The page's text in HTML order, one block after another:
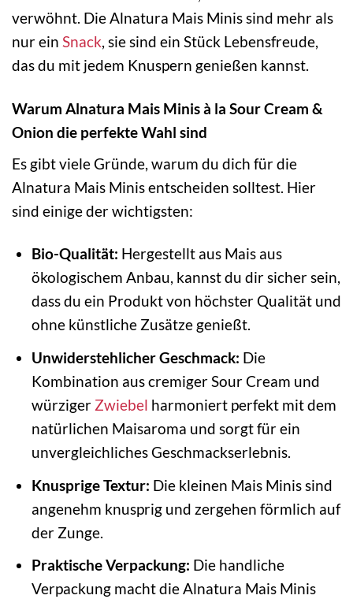
verwöhnt. Die Alnatura Mais Minis sind mehr als
nur ein Snack, sie sind ein Stück Lebensfreude,
das du mit jedem Knuspern genießen kannst.
Warum Alnatura Mais Minis à la Sour Cream &
Onion die perfekte Wahl sind
Es gibt viele Gründe, warum du dich für die
Alnatura Mais Minis entscheiden solltest. Hier
sind einige der wichtigsten:
Bio-Qualität: Hergestellt aus Mais aus
ökologischem Anbau, kannst du dir sicher sein,
dass du ein Produkt von höchster Qualität und
ohne künstliche Zusätze genießt.
Unwiderstehlicher Geschmack: Die
Kombination aus cremiger Sour Cream und
würziger Zwiebel harmoniert perfekt mit dem
natürlichen Maisaroma und sorgt für ein
unvergleichliches Geschmackserlebnis.
Knusprige Textur: Die kleinen Mais Minis sind
angenehm knusprig und zergehen förmlich auf
der Zunge.
Praktische Verpackung: Die handliche
Verpackung macht die Alnatura Mais Minis